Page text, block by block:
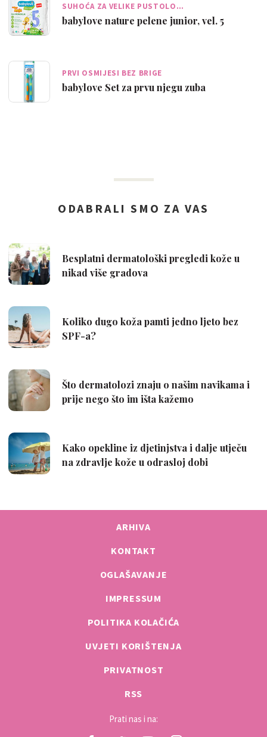
SUHOĆA ZA VELIKE PUSTOLO…
babylove nature pelene junior, vel. 5
PRVI OSMIJESI BEZ BRIGE
babylove Set za prvu njegu zuba
ARHIVA
KONTAKT
OGLAŠAVANJE
IMPRESSUM
POLITIKA KOLAČIĆA
UVJETI KORIŠTENJA
PRIVATNOST
RSS
Prati nas i na: